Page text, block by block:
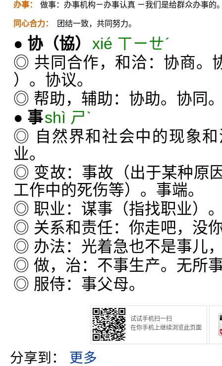
办事： 做事：办事机构ㄧ办事认真 ㄧ我们是给群众办事的
同心合力： 团结一致，共同努力。
● 协 （協） xié ㄒㄧㄝˊ
◎ 共同合作，和洽：协商。
）。协议。
◎ 帮助，辅助：协助。协同
● 事shì ㄕˋ
◎ 自然界和社会中的现象
业。
◎ 变故：事故（出于某种原
工作中的死伤等）。事端。
◎ 职业：谋事（指找职业）
◎ 关系和责任：你走吧，没
◎ 办法：光着急也不是事儿
◎ 做，治：不事生产。无所
◎ 服侍：事父母。
试试手机扫一扫
在你手机上继续浏览此页面
分享到： 更多